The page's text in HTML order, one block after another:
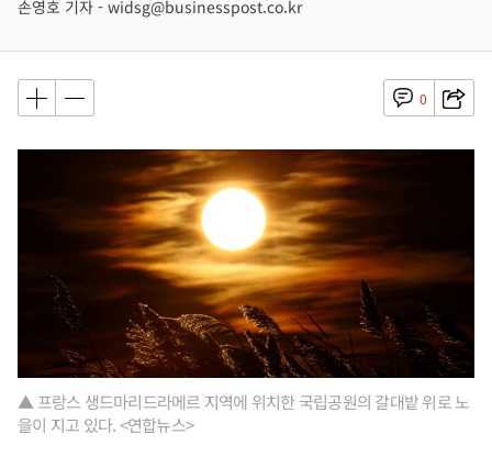
손영호 기자 - widsg@businesspost.co.kr
0
▲ 프랑스 생드마리드라메르 지역에 위치한 국립공원의 갈대밭 위로 노
을이 지고 있다. <연합뉴스>